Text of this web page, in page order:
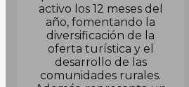
activo los 12 meses del
año, fomentando la
diversificación de la
oferta turística y el
desarrollo de las
comunidades rurales.